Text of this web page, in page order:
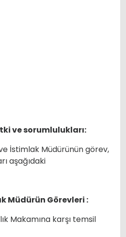
ve sorumlulukları:
İstimlak Müdürünün görev,
aşağıdaki
Müdürün Görevleri :
Makamına karşı temsil